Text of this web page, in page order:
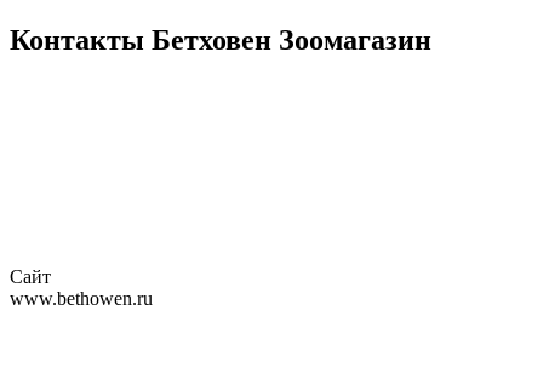
Контакты Бетховен Зоомагазин
Сайт
www.bethowen.ru